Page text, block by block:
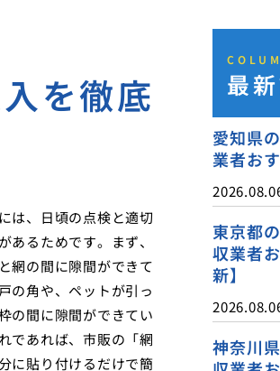
を徹底
は、日頃の点検と適切
るためです。まず、
網の間に隙間ができて
の角や、ペットが引っ
の間に隙間ができてい
であれば、市販の「網
に貼り付けるだけで簡
最
愛知県
業者お
東京都
収業者
新】
神奈川